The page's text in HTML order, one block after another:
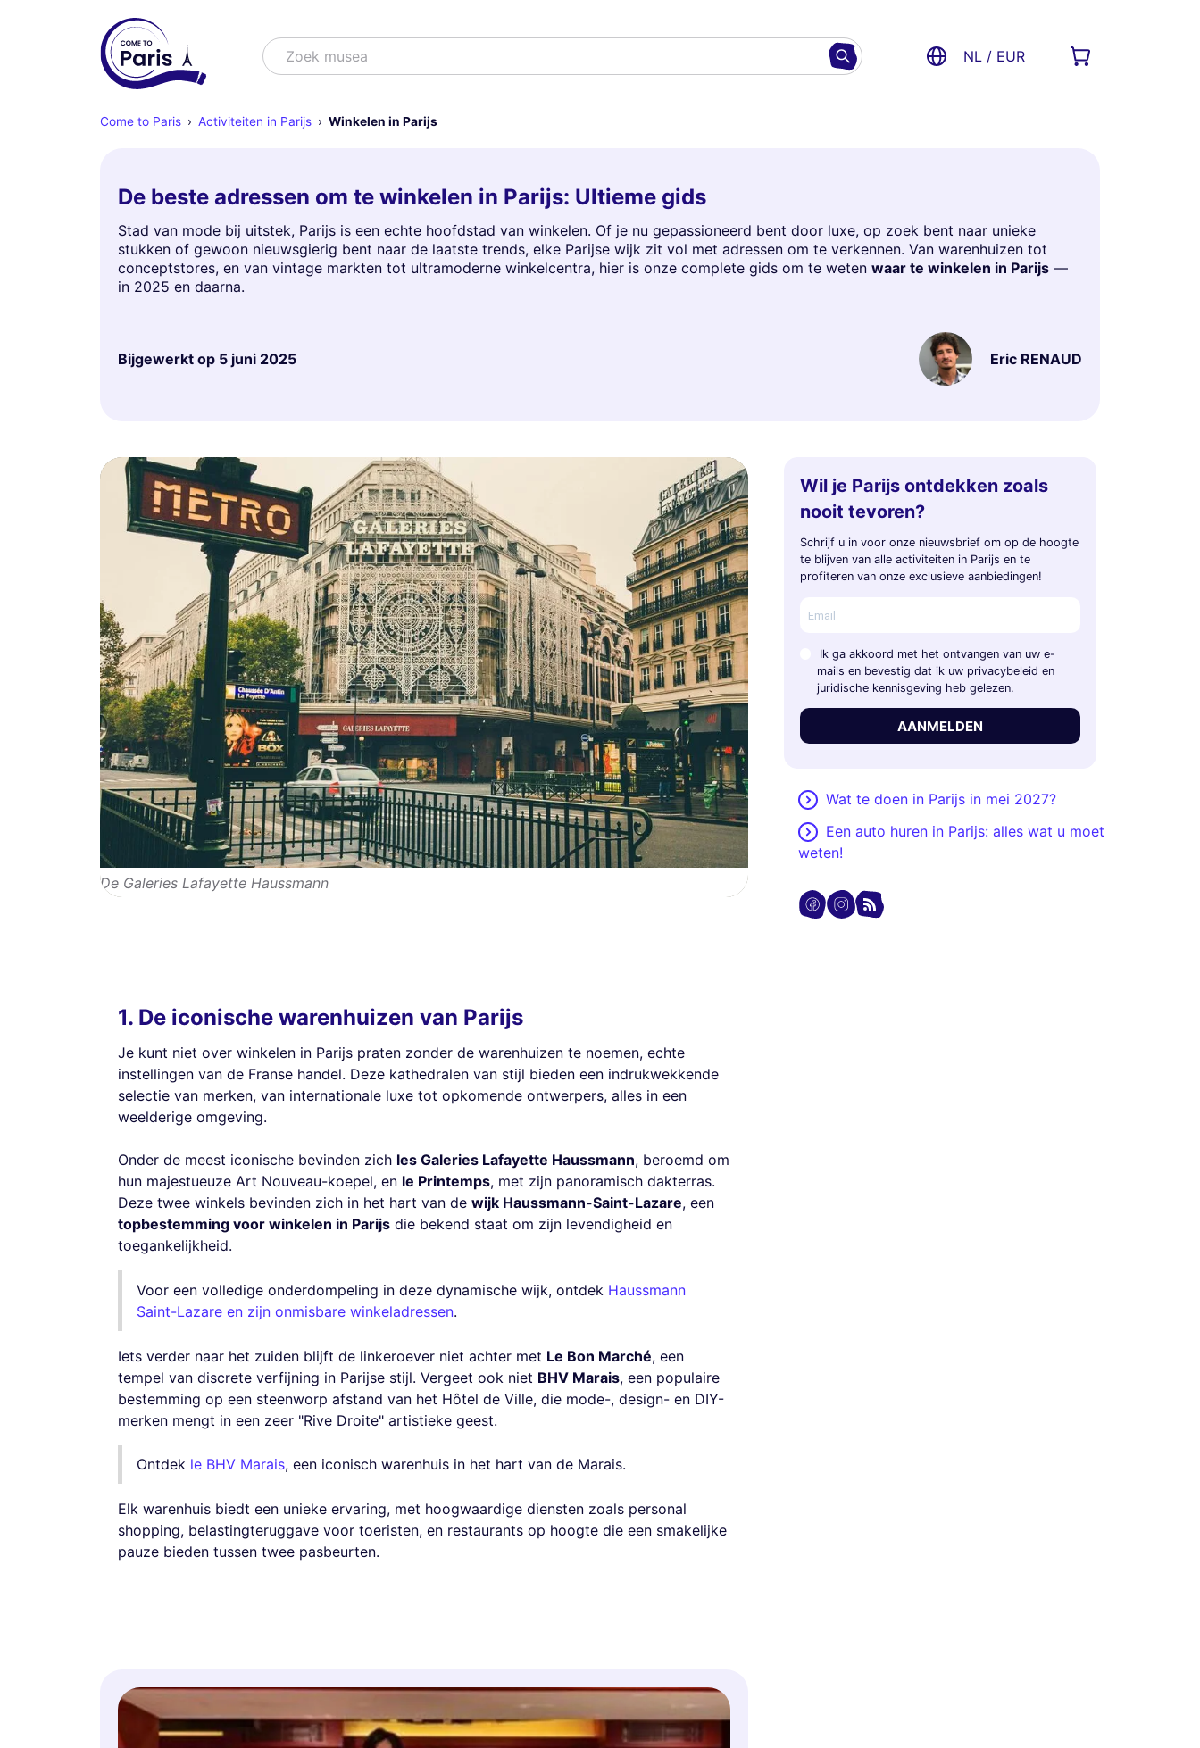
ZoekZoek show NL / EUR
Come to Paris Activiteiten in Parijs Winkelen in Parijs
De beste adressen om te winkelen in Parijs: Ultieme gids
Stad van mode bij uitstek, Parijs is een echte hoofdstad van winkelen. Of je nu gepassioneerd bent door luxe, op zoek bent naar unieke
stukken of gewoon nieuwsgierig bent naar de laatste trends, elke Parijse wijk zit vol met adressen om te verkennen. Van warenhuizen tot
conceptstores, en van vintage markten tot ultramoderne winkelcentra, hier is onze complete gids om te weten waar te winkelen in Parijs —
in 2025 en daarna.
Bijgewerkt op 5 juni 2025 Eric RENAUD
De Galeries Lafayette Haussmann
1. De iconische warenhuizen van Parijs
Je kunt niet over winkelen in Parijs praten zonder de warenhuizen te noemen, echte
instellingen van de Franse handel. Deze kathedralen van stijl bieden een indrukwekkende
selectie van merken, van internationale luxe tot opkomende ontwerpers, alles in een
weelderige omgeving.
Onder de meest iconische bevinden zich les Galeries Lafayette Haussmann, beroemd om
hun majestueuze Art Nouveau-koepel, en le Printemps, met zijn panoramisch dakterras.
Deze twee winkels bevinden zich in het hart van de wijk Haussmann-Saint-Lazare, een
topbestemming voor winkelen in Parijs die bekend staat om zijn levendigheid en
toegankelijkheid.
Voor een volledige onderdompeling in deze dynamische wijk, ontdek Haussmann
Saint-Lazare en zijn onmisbare winkeladressen.
Iets verder naar het zuiden blijft de linkeroever niet achter met Le Bon Marché, een
tempel van discrete verfijning in Parijse stijl. Vergeet ook niet BHV Marais, een populaire
bestemming op een steenworp afstand van het Hôtel de Ville, die mode-, design- en DIY-
merken mengt in een zeer "Rive Droite" artistieke geest.
Ontdek le BHV Marais, een iconisch warenhuis in het hart van de Marais.
Elk warenhuis biedt een unieke ervaring, met hoogwaardige diensten zoals personal
shopping, belastingteruggave voor toeristen, en restaurants op hoogte die een smakelijke
pauze bieden tussen twee pasbeurten.
Wil je Parijs ontdekken zoals
nooit tevoren?
Schrijf u in voor onze nieuwsbrief om op de hoogte
te blijven van alle activiteiten in Parijs en te
profiteren van onze exclusieve aanbiedingen!
Ik ga akkoord met het ontvangen van uw e-
mails en bevestig dat ik uw privacybeleid en
juridische kennisgeving heb gelezen.
AANMELDEN
Wat te doen in Parijs in mei 2027?
Een auto huren in Parijs: alles wat u moet
weten!